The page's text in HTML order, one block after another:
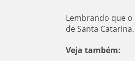
Lembrando que o
de Santa Catarina.
Veja também: